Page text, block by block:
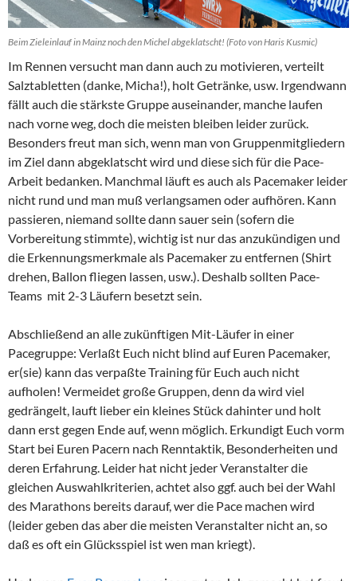
Beim Zieleinlauf in Mainz noch den Michel abgeklatscht! (Foto von Haris Kusmic)
Im Rennen versucht man dann auch zu motivieren, verteilt
Salztabletten (danke, Micha!), holt Getränke, usw. Irgendwann
fällt auch die stärkste Gruppe auseinander, manche laufen
nach vorne weg, doch die meisten bleiben leider zurück.
Besonders freut man sich, wenn man von Gruppenmitgliedern
im Ziel dann abgeklatscht wird und diese sich für die Pace-
Arbeit bedanken. Manchmal läuft es auch als Pacemaker leider
nicht rund und man muß verlangsamen oder aufhören. Kann
passieren, niemand sollte dann sauer sein (sofern die
Vorbereitung stimmte), wichtig ist nur das anzukündigen und
die Erkennungsmerkmale als Pacemaker zu entfernen (Shirt
drehen, Ballon fliegen lassen, usw.). Deshalb sollten Pace-
Teams mit 2-3 Läufern besetzt sein.
Abschließend an alle zukünftigen Mit-Läufer in einer
Pacegruppe: Verlaßt Euch nicht blind auf Euren Pacemaker,
er(sie) kann das verpaßte Training für Euch auch nicht
aufholen! Vermeidet große Gruppen, denn da wird viel
gedrängelt, lauft lieber ein kleines Stück dahinter und holt
dann erst gegen Ende auf, wenn möglich. Erkundigt Euch vorm
Start bei Euren Pacern nach Renntaktik, Besonderheiten und
deren Erfahrung. Leider hat nicht jeder Veranstalter die
gleichen Auswahlkriterien, achtet also ggf. auch bei der Wahl
des Marathons bereits darauf, wer die Pace machen wird
(leider geben das aber die meisten Veranstalter nicht an, so
daß es oft ein Glücksspiel ist wen man kriegt).